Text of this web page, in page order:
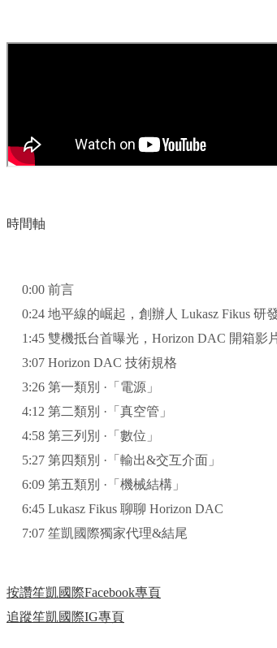
時間軸
0:00 前言
0:24 地平線的崛起，創辦人 Lukasz Fikus 研
1:45 雙機抵台首曝光，Horizon DAC 開箱影
3:07 Horizon DAC 技術規格
3:26 第一類別 ·「電源」
4:12 第二類別 ·「真空管」
4:58 第三列別 ·「數位」
5:27 第四類別 ·「輸出&交互介面」
6:09 第五類別 ·「機械結構」
6:45 Lukasz Fikus 聊聊 Horizon DAC
7:07 笙凱國際獨家代理&結尾
按讚笙凱國際Facebook專頁
追蹤笙凱國際IG專頁